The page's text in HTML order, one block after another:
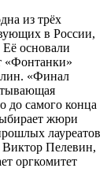
из трёх
в России,
основали
«Фонтанки»
«Финал
до самого конца
жюри
лауреатов
Пелевин,
оргкомитет